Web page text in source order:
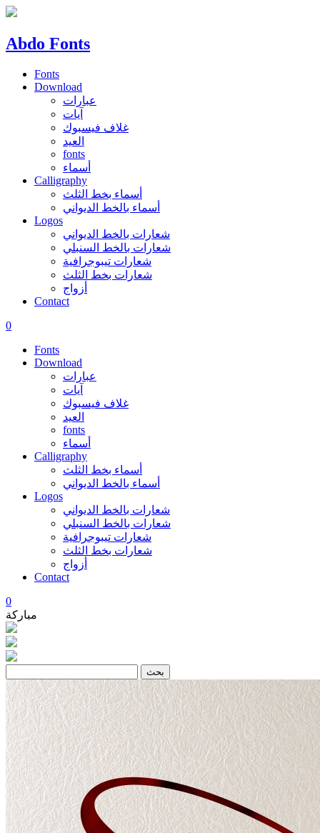
Abdo Fonts
Fonts
Download
عبارات
آيات
غلاف فيسبوك
العيد
fonts
أسماء
Calligraphy
أسماء بخط الثلث
أسماء بالخط الديواني
Logos
شعارات بالخط الديواني
شعارات بالخط السنبلي
شعارات تيبوجرافية
شعارات بخط الثلث
أزواج
Contact
0
Fonts
Download
عبارات
آيات
غلاف فيسبوك
العيد
fonts
أسماء
Calligraphy
أسماء بخط الثلث
أسماء بالخط الديواني
Logos
شعارات بالخط الديواني
شعارات بالخط السنبلي
شعارات تيبوجرافية
شعارات بخط الثلث
أزواج
Contact
0
مباركة